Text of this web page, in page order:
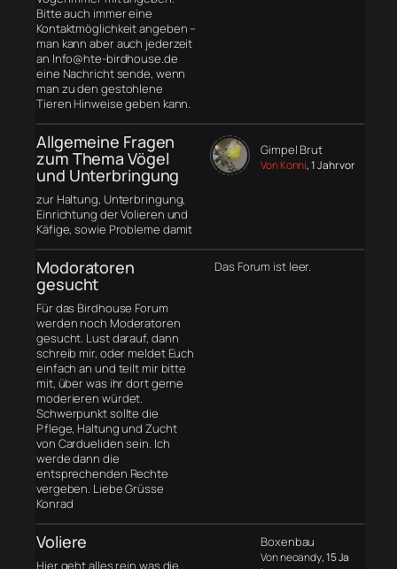
Bitte auch immer eine
Kontaktmöglichkeit angeben –
man kann aber auch jederzeit
an Info@hte-birdhouse.de
eine Nachricht sende, wenn
man zu den gestohlene
Tieren Hinweise geben kann.
Allgemeine Fragen
zum Thema Vögel
und Unterbringung
zur Haltung, Unterbringung,
Einrichtung der Volieren und
Käfige, sowie Probleme damit
Gimpel Brut
Von Konni, 1 Jahr vor
Modoratoren
gesucht
Für das Birdhouse Forum
werden noch Moderatoren
gesucht. Lust darauf, dann
schreib mir, oder meldet Euch
einfach an und teilt mir bitte
mit, über was ihr dort gerne
moderieren würdet.
Schwerpunkt sollte die
Pflege, Haltung und Zucht
von Cardueliden sein. Ich
werde dann die
entsprechenden Rechte
vergeben. Liebe Grüsse
Konrad
Das Forum ist leer.
Voliere
Hier geht alles rein was die
Boxenbau
Von neoandy, 15 Ja